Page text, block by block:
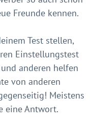
Freunde kennen.
Test stellen,
Einstellungstest
anderen helfen
von anderen
Meistens
eine Antwort.